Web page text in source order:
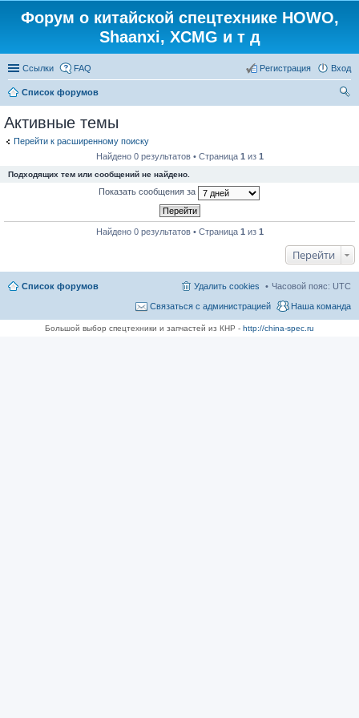
Форум о китайской спецтехнике HOWO,
Shaanxi, XCMG и т д
Ссылки FAQ Вход
Регистрация
Список форумов
Активные темы
Перейти к расширенному поиску
Найдено 0 результатов • Страница 1 из 1
Подходящих тем или сообщений не найдено.
Показать сообщения за
Найдено 0 результатов • Страница 1 из 1
Перейти
Список форумов Часовой пояс: UTC
Удалить cookies
Наша команда
Связаться с администрацией
Большой выбор спецтехники и запчастей из КНР - http://china-spec.ru